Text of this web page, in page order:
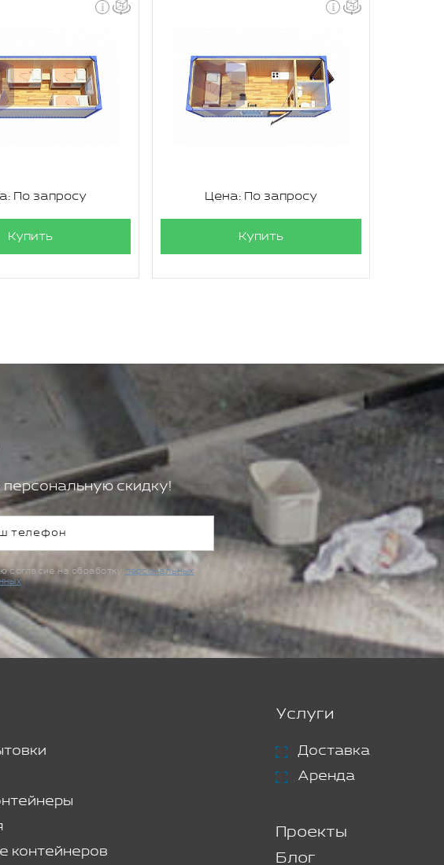
По запросу
Купить
Цена: По запросу
Купить
скидку!
согласие на обработку персональных
контейнеров
Услуги
Доставка
Аренда
Проекты
Блог